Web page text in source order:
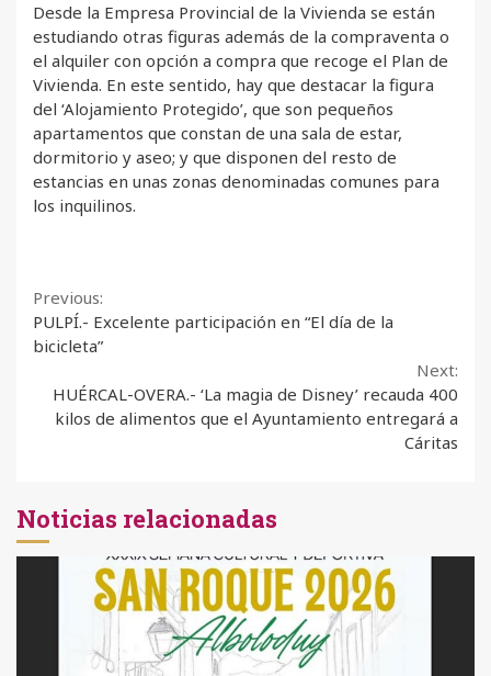
Desde la Empresa Provincial de la Vivienda se están
estudiando otras figuras además de la compraventa o
el alquiler con opción a compra que recoge el Plan de
Vivienda. En este sentido, hay que destacar la figura
del ‘Alojamiento Protegido’, que son pequeños
apartamentos que constan de una sala de estar,
dormitorio y aseo; y que disponen del resto de
estancias en unas zonas denominadas comunes para
los inquilinos.
Continue
Reading
Previous:
PULPÍ.- Excelente participación en “El día de la
bicicleta”
Next:
HUÉRCAL-OVERA.- ‘La magia de Disney’ recauda 400
kilos de alimentos que el Ayuntamiento entregará a
Cáritas
Noticias relacionadas